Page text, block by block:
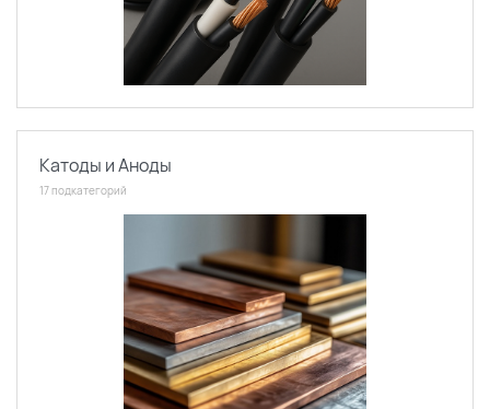
Катоды и Аноды
17 подкатегорий